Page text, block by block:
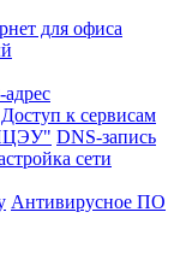
для офиса
Доступ к сервисам
DNS-запись
сети
Антивирусное ПО